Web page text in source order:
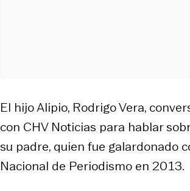
El hijo Alipio, Rodrigo Vera,
con CHV Noticias para hablar
su padre, quien fue galardonado
Nacional de Periodismo en 2013.